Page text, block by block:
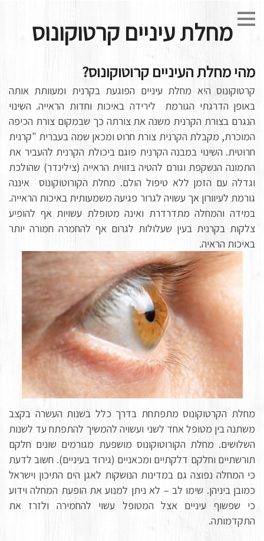
מחלת עיניים קרטוקונוס
מהי מחלת העיניים קרוטוקונוס?
קרטוקונוס היא מחלת עיניים הפוגעת בקרנית ומעוותת אותה
באופן הדרגתי הגורמת לירידה באיכות וחדות הראייה. השינוי
הנגרם בצורת הקרנית משנה את צורתה כך שבמקום צורת הכיפה
המוכרת, מקבלת הקרנית צורת חרוט ומכאן שמה בעברית "קרנית
חרוטית. השינוי במבנה הקרנית פוגם ביכולת הקרנית להעביר את
התמונה הנשקפת וגורם להטיה בזווית הראייה (צילינדר) שהולכת
וגדלה עם הזמן ללא טיפול הולם. מחלת הקורוטוקונוס איננה
גורמת לעיוורון אך עשויה לגרור פגיעה משמעותית באיכות הראייה.
במידה והמחלה מתדרדרת ואינה מטופלת עשויות אף להופיע
צלקות בקרנית בעין שעלולות לגרום אף להחמרה חמורה יותר
באיכות הראיה.
מחלת הקרטוקונוס מתפתחת בדרך כלל בשנות העשרה בקצב
משתנה בין מטופל אחד לשני ועשויה להמשיך להתפתח עד לשנות
השלושים. מחלת הקורוטוקונוס מושפעת מגורמים שונים חלקם
תורשתיים וחלקם דלקתיים ומכאניים (גירוד בעיניים). חשוב לדעת
כי המחלה נפוצה גם במדינות הנושקות לאגן הים התיכון וישראל
כמובן ביניהן. שימו לב – לא ניתן למנוע את הופעת המחלה וידוע
כי שפשוף עיניים אצל המטופל עשוי להחמירה ולזרז את
התקדמותה.